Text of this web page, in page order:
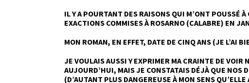
IL Y A POURTANT DES RAISONS QUI M’ONT POUSSÉ
EXACTIONS COMMISES À ROSARNO (CALABRE) EN
MON ROMAN, EN EFFET, DATE DE CINQ ANS (JE L’AI
JE VOULAIS AUSSI Y EXPRIMER MA CRAINTE DE VOIR
AUJOURD’HUI, MAIS JE CONSTATAIS DÉJÀ QUE NOS
(D’AUTANT PLUS DANGEREUSE À MON SENS